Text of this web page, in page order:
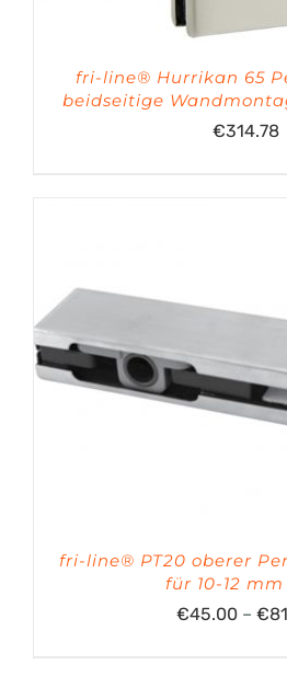
fri-line® Hurrikan 65
beidseitige
€314.78
fri-line® PT20 oberer
für 10-12 mm
€45.00 – €